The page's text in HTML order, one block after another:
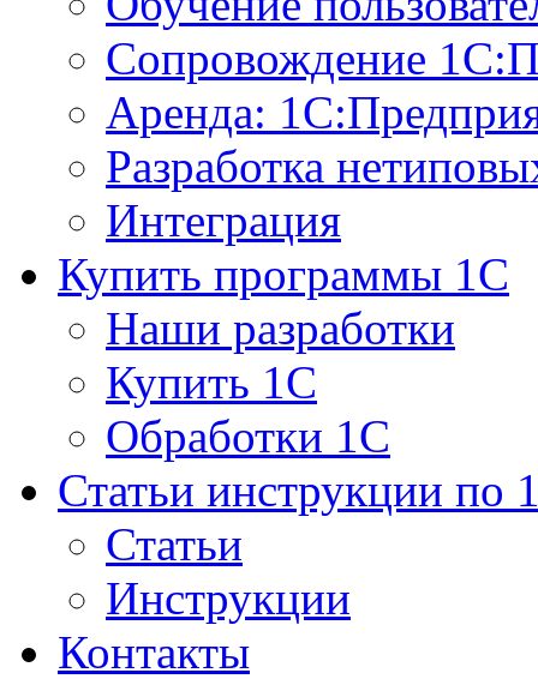
Сопровождение
Аренда:
Разработка
Интеграция
Купить программы 1С
Наши разработки
Купить 1С
Обработки 1С
Статьи инструкции по
Статьи
Инструкции
Контакты